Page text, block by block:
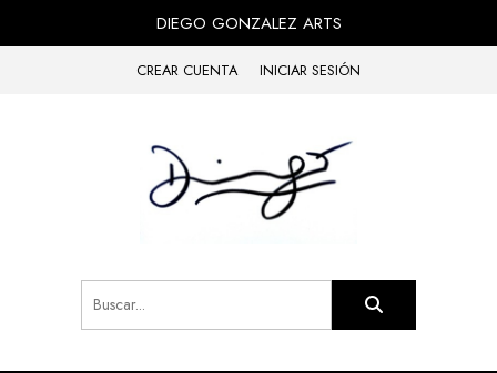
DIEGO GONZALEZ ARTS
CREAR CUENTA INICIAR SESIÓN